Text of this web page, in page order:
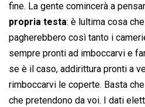
fine. La gente comincerà a
propria testa: è lultima cosa
pagherebbero così tanto i
sempre pronti ad imboccarvi e
se è il caso, addirittura pronti a
rimboccarvi le coperte. Basta
che pretendono da voi. I dati